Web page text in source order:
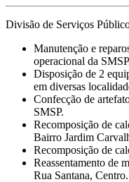
Divisão de Serviços
Manutenção e
operacional da
Disposição de 2
em diversas
Confecção de
SMSP.
Recomposição de
Bairro Jardim
Recomposição de
Reassentamento de
Rua Santana, Centro.